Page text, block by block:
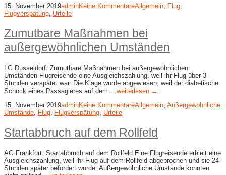
15. November 2019adminKeine KommentareAllgemein, Flug,
Flugverspätung, Urteile
Zumutbare Maßnahmen bei
außergewöhnlichen Umständen
LG Düsseldorf: Zumutbare Maßnahmen bei außergewöhnlichen
Umständen Flugreisende eine Ausgleichszahlung, weil ihr Flug über 3
Stunden verspätet war. Die Klage wurde abgewiesen, weil der diabetische
Schock eines Passagieres auf dem… weiterlesen →
15. November 2019adminKeine KommentareAllgemein Außergewöhnliche
Umstände Flug Flugverspätung Urteile
Startabbruch auf dem Rollfeld
AG Frankfurt: Startabbruch auf dem Rollfeld Eine Flugreisende erhielt eine
Ausgleichszahlung, weil ihr Flug auf dem Rollfeld abgebrochen und sie 24
Stunden später befördert wurde. Außergewöhnliche Umstände konnten